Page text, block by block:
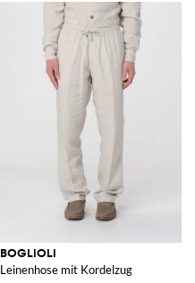
BOGLIOLI
Leinenhose mit Kordelzug